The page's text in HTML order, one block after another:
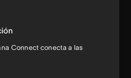
Connect conecta a las